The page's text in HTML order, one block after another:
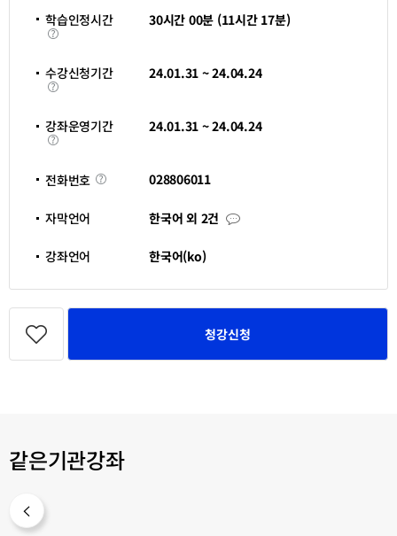
학습인정시간
학
습
정
시
간
30시간 00분 (11시간 17분)
수강신청기간
수
강
청
기
간
24.01.31 ~ 24.04.24
강좌운영기간
강
좌
영
기
24.01.31 ~ 24.04.24
전화번호 전
화
028806011
자막언어 한국어 외 2건 자
막
강좌언어 한국어(ko)
관
등
청강신청
같은기관강좌